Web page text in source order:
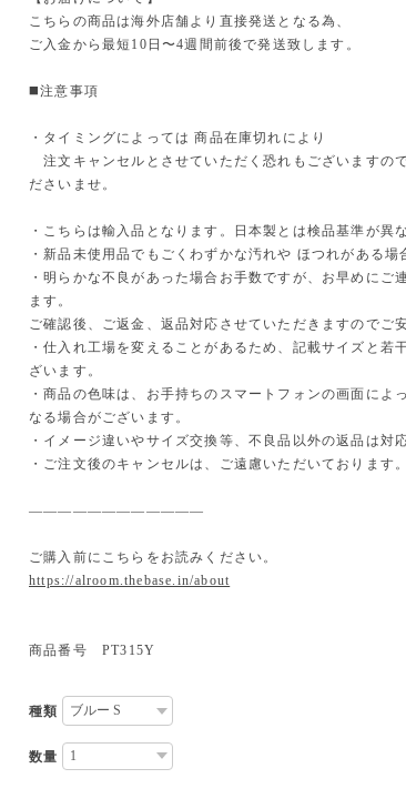
こちらの商品は海外店舗より直接発送となる為、
ご入金から最短10日〜4週間前後で発送致します。
◼️注意事項
・タイミングによっては 商品在庫切れにより
注文キャンセルとさせていただく恐れもございますの
ださいませ。
・こちらは輸入品となります。日本製とは検品基準が異
・新品未使用品でもごくわずかな汚れや ほつれがある場
・明らかな不良があった場合お手数ですが、お早めにご
ます。
ご確認後、ご返金、返品対応させていただきますのでご
・仕入れ工場を変えることがあるため、記載サイズと若
ざいます。
・商品の色味は、お手持ちのスマートフォンの画面によ
なる場合がございます。
・イメージ違いやサイズ交換等、不良品以外の返品は対
・ご注文後のキャンセルは、ご遠慮いただいております。
————————————
ご購入前にこちらをお読みください。
https://alroom.thebase.in/about
商品番号 PT315Y
種類
数量